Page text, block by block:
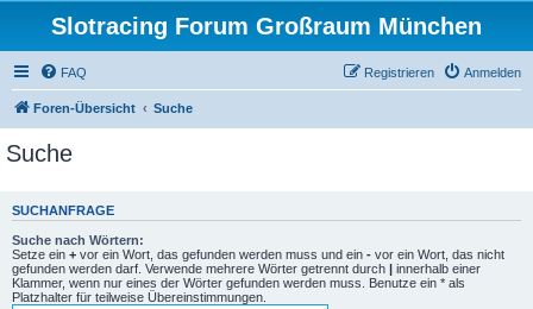
Slotracing Forum Großraum München
FAQ Anmelden
Registrieren
Foren-Übersicht Suche
Suche
SUCHANFRAGE
Suche nach Wörtern:
Setze ein + vor ein Wort, das gefunden werden muss und ein - vor ein Wort, das nicht
gefunden werden darf. Verwende mehrere Wörter getrennt durch | innerhalb einer
Klammer, wenn nur eines der Wörter gefunden werden muss. Benutze ein * als
Platzhalter für teilweise Übereinstimmungen.